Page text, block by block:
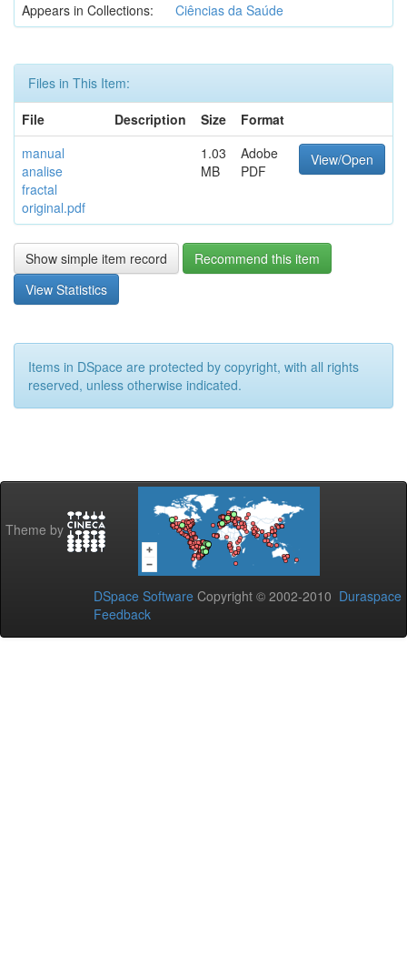
Appears in Collections:
Ciências da Saúde
Files in This Item:
File
Description Size
Format
manual
analise
fractal
original.pdf
1.03
MB
Adobe
PDF
View/Open
Show simple item record
Recommend this item
View Statistics
Items in DSpace are protected by copyright, with all rights
reserved, unless otherwise indicated.
Theme by
DSpace Software Copyright © 2002-2010 Duraspace
Feedback